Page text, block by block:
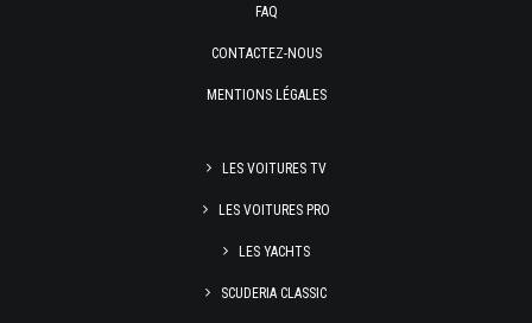
FAQ
CONTACTEZ-NOUS
MENTIONS LÉGALES
LES VOITURES TV
LES VOITURES PRO
LES YACHTS
SCUDERIA CLASSIC